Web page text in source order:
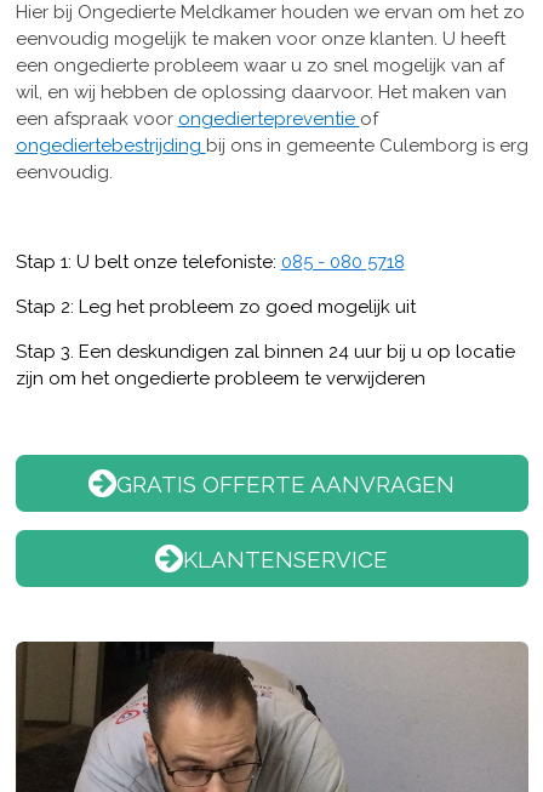
Hier bij Ongedierte Meldkamer houden we ervan om het zo
eenvoudig mogelijk te maken voor onze klanten. U heeft
een ongedierte probleem waar u zo snel mogelijk van af
wil, en wij hebben de oplossing daarvoor. Het maken van
een afspraak voor ongediertepreventie of
ongediertebestrijding bij ons in gemeente Culemborg is erg
eenvoudig.
Stap 1: U belt onze telefoniste: 085 - 080 5718
Stap 2: Leg het probleem zo goed mogelijk uit
Stap 3. Een deskundigen zal binnen 24 uur bij u op locatie
zijn om het ongedierte probleem te verwijderen
GRATIS OFFERTE AANVRAGEN
KLANTENSERVICE